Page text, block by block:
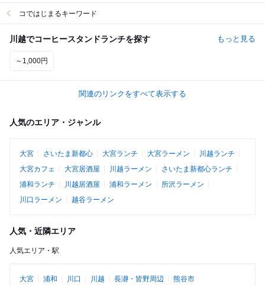
コではじまるキーワード
川越でコーヒースタンドランチを探す もっと見る
～1,000円
関連のリンクをすべて表示する
人気のエリア・ジャンル
大宮 さいたま新都心 大宮ランチ 大宮ラーメン
川越ランチ
大宮カフェ
大宮居酒屋 川越ラーメン
さいたま新都心ランチ
浦和ランチ
川越居酒屋 浦和ラーメン
所沢ラーメン
川口ラーメン
越谷ラーメン
人気・近隣エリア
人気エリア・駅
大宮 浦和 川口 川越 長瀞・皆野周辺 熊谷市